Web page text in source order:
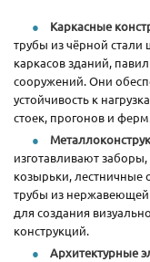
Каркасные
трубы из чёрной
каркасов зданий,
сооружений. Они
устойчивость к
стоек, прогонов и
изготавливают
козырьки,
трубы из нержавеющей
для создания
конструкций.
Архитектурные